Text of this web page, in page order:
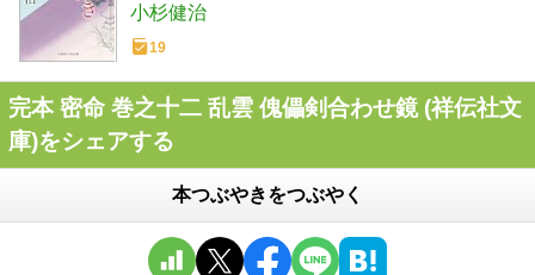
小杉健治
19
完本 密命 巻之十二 乱雲 傀儡剣合わせ鏡 (祥伝社文
庫)をシェアする
本つぶやきをつぶやく